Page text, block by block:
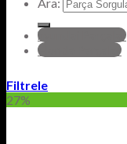
hyundai Parçalar
Honda Parçalar
Filtrele
27%